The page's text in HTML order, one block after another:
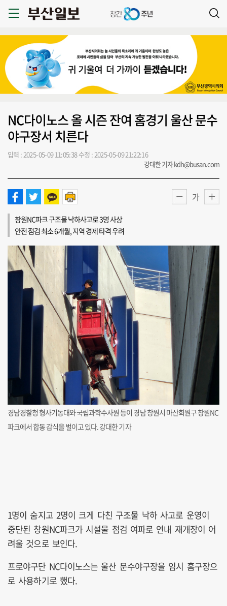
NC다이노스 올 시즌 잔여 홈경기 울산 문수
야구장서 치른다
입력 : 2025-05-09 11:05:38수정 : 2025-05-09 21:22:16
강대한 기자 kdh@busan.com
가
창원NC파크 구조물 낙하사고로 3명 사상
안전 점검 최소 6개월, 지역 경제 타격 우려
경남경찰청 형사기동대와 국립과학수사원 등이 경남 창원시 마산회원구 창원NC
파크에서 합동 감식을 벌이고 있다. 강대한 기자
1명이 숨지고 2명이 크게 다친 구조물 낙하 사고로 운영이
중단된 창원NC파크가 시설물 점검 여파로 연내 재개장이 어
려울 것으로 보인다.
프로야구단 NC다이노스는 울산 문수야구장을 임시 홈구장으
로 사용하기로 했다.